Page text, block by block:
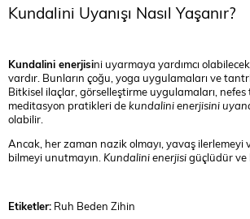
Kundalini Uyanışı Nasıl Yaşanır?
Kundalini enerjisini uyarmaya yardımcı
vardır. Bunların çoğu, yoga uygulamaları ve
Bitkisel ilaçlar, görselleştirme uygulamaları,
meditasyon pratikleri dekundalini enerjisini
olabilir.
Ancak, her zaman nazik olmayı, yavaş ilerlemeyi
bilmeyi unutmayın. Kundalini enerjisigüçlüdür ve
Etiketler: Ruh Beden Zihin